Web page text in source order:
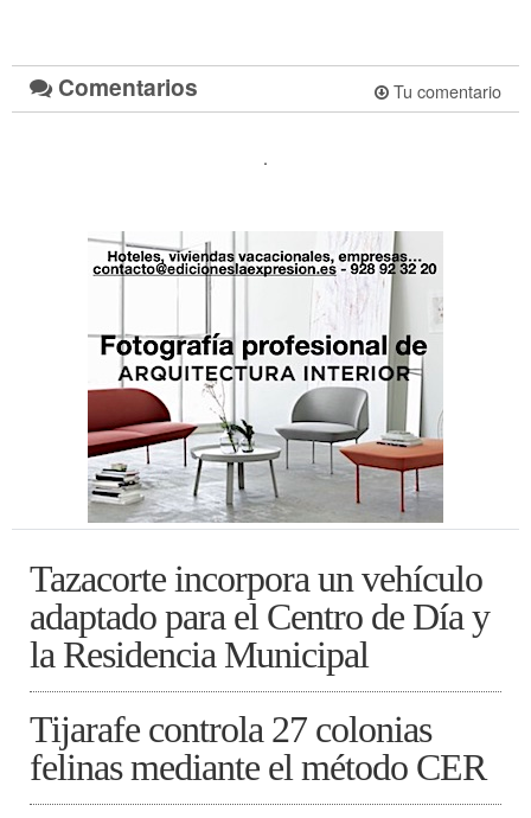
Comentarios Tu comentario
.
Tazacorte incorpora un vehículo
adaptado para el Centro de Día y
la Residencia Municipal
Tijarafe controla 27 colonias
felinas mediante el método CER